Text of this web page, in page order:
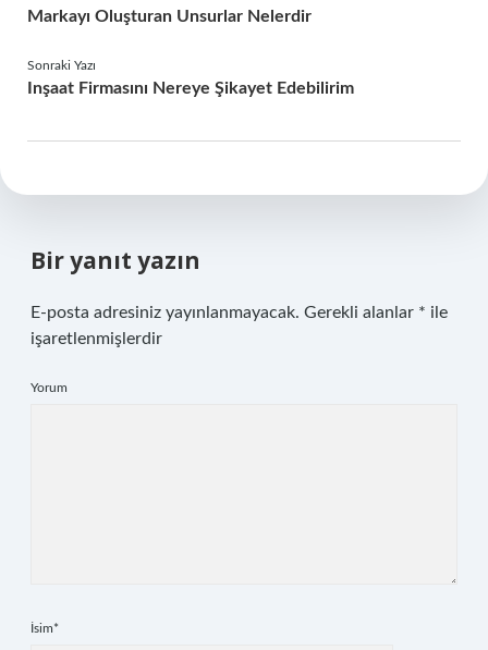
Markayı Oluşturan Unsurlar Nelerdir
Sonraki Yazı
Inşaat Firmasını Nereye Şikayet Edebilirim
Bir yanıt yazın
E-posta adresiniz yayınlanmayacak. Gerekli alanlar * ile
işaretlenmişlerdir
Yorum
İsim*